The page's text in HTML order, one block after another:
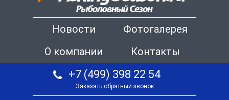
Новости
Фотогалерея
О компании
Контакты
+7 (499) 398 22 54
Заказать обратный звонок